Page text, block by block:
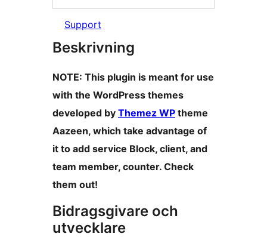
Support
Beskrivning
NOTE: This plugin is meant for use
with the WordPress themes
developed by Themez WP theme
Aazeen, which take advantage of
it to add service Block, client, and
team member, counter. Check
them out!
Bidragsgivare och
utvecklare